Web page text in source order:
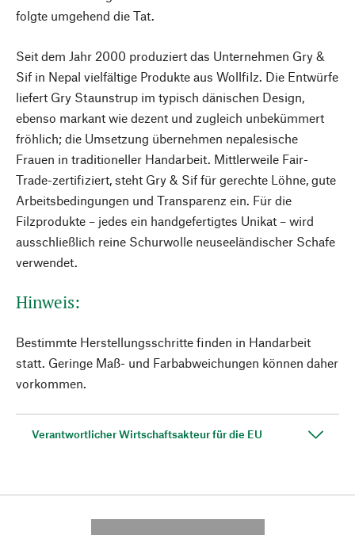
folgte umgehend die Tat.
Seit dem Jahr 2000 produziert das Unternehmen Gry &
Sif in Nepal vielfältige Produkte aus Wollfilz. Die Entwürfe
liefert Gry Staunstrup im typisch dänischen Design,
ebenso markant wie dezent und zugleich unbekümmert
fröhlich; die Umsetzung übernehmen nepalesische
Frauen in traditioneller Handarbeit. Mittlerweile Fair-
Trade-zertifiziert, steht Gry & Sif für gerechte Löhne, gute
Arbeitsbedingungen und Transparenz ein. Für die
Filzprodukte – jedes ein handgefertigtes Unikat – wird
ausschließlich reine Schurwolle neuseeländischer Schafe
verwendet.
Hinweis:
Bestimmte Herstellungsschritte finden in Handarbeit
statt. Geringe Maß- und Farbabweichungen können daher
vorkommen.
Verantwortlicher Wirtschaftsakteur für die EU